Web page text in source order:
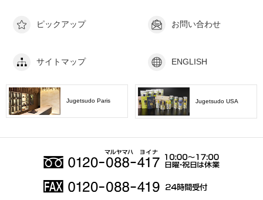
ピックアップ お問い合わせ
サイトマップ ENGLISH
Jugetsudo Paris Jugetsudo USA